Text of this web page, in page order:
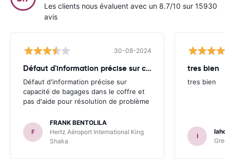
Les clients nous évaluent avec un 8.7/10 sur 15930
avis
30-08-2024
Défaut d'information précise sur capacité
Défaut d'information précise sur
capacité de bagages dans le coffre et
pas d'aide pour résolution de problème
F
FRANK BENTOLILA
Hertz Aéroport International King
Shaka
tres bien
tres bien
l